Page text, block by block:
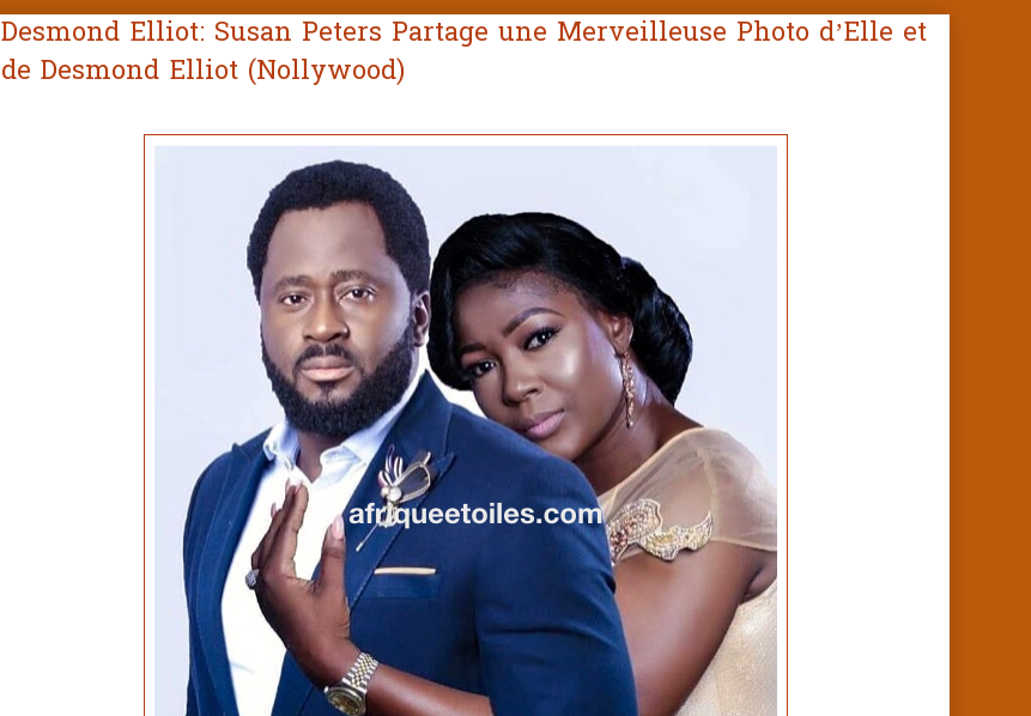
Desmond Elliot: Susan Peters Partage une Merveilleuse Photo d’Elle et
de Desmond Elliot (Nollywood)